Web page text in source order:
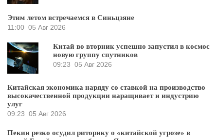
Этим летом встречаемся в Синьцзяне
11:00 05 Авг 2026
Китай во вторник успешно запустил в космос
новую группу спутников
09:23 05 Авг 2026
Китайская экономика наряду со ставкой на производство
высокачественной продукции наращивает и индустрию
улуг
09:23 05 Авг 2026
Пекин резко осудил риторику о «китайской угрозе» в